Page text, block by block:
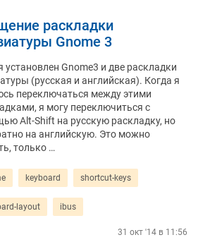
раскладки
Gnome 3
установлен Gnome3 и две раскладки
(русская и английская). Когда я
переключаться между этими
я могу переключиться с
Alt-Shift на русскую раскладку, но
на английскую. Это можно
только …
keyboard shortcut-keys
layout ibus
31 окт '14 в 11:56